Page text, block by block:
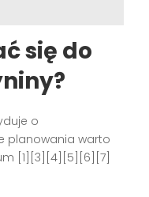
się do
o
planowania warto
[1][3][4][5][6][7]